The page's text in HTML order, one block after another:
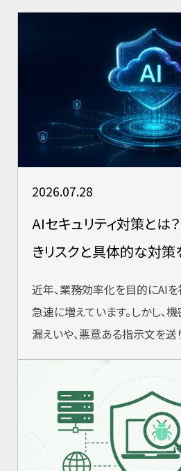
2026.07.28
AIセキュリティ対策とは
きリスクと具体的な対策
近年、業務効率化を目的にAI
急速に増えています。しかし、
漏えいや、悪意ある指示文を送
ジェクション攻撃など、AI特有